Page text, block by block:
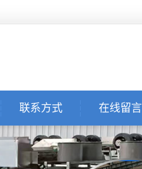
联系方式 在线留言